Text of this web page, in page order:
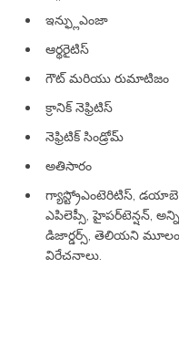
ఇన్ఫ్లుఎంజా
ఆర్థరైటిస్
గౌట్ మరియు రుమాటిజం
క్రానిక్ నెఫ్రిటిస్
నెఫ్రిటిక్ సిండ్రోమ్
అతిసారం
గ్యాస్ట్రోఎంటెరిటిస్,
ఎపిలెప్సీ, హైపర్‌టెన్షన్,
డిజార్డర్స్, తెలియని
విరేచనాలు.